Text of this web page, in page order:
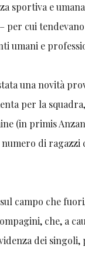
sportiva e
cui
umani e
una novità
per la
(in primis
di ragazzi
campo che
che, a
dei